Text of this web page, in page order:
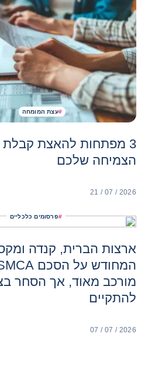
#עצת המומחה
3 מפתחות להאצת
הצמיחה שלכם
21 / 07 / 2026
#פרסומים כלכליים
ארצות הברית, קנדה
מורכב מאוד, אך הסחר
להתקיים
07 / 07 / 2026